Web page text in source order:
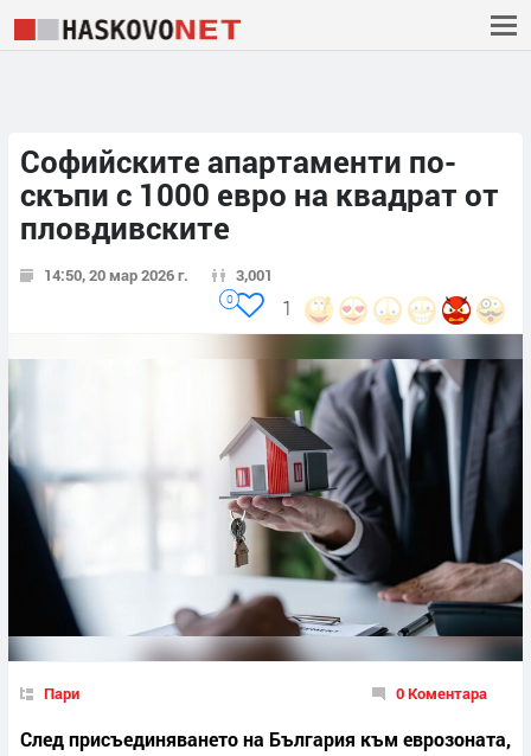
Софийските апартаменти по-
скъпи с 1000 евро на квадрат от
пловдивските
14:50, 20 мар 2026 г. 3,001
1
0
Пари 0 Коментара
След присъединяването на България към еврозоната,